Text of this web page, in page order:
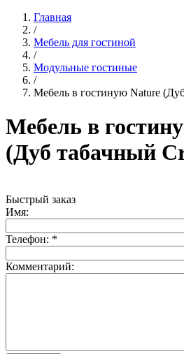
Главная
/
Мебель для гостиной
/
Модульные гостиные
/
Мебель в гостиную Nature
Мебель в
(Дуб табачный
Быстрый заказ
Имя:
Телефон: *
Комментарий: